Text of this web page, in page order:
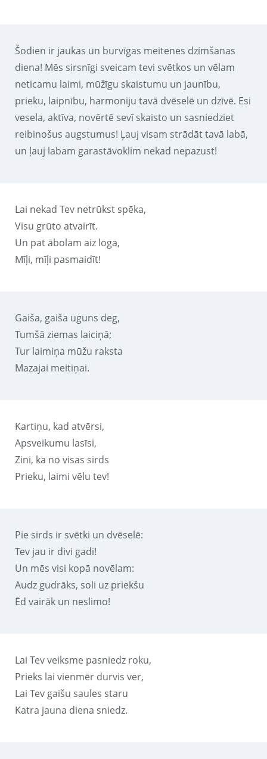
Šodien ir jaukas un burvīgas meitenes dzimšanas
diena! Mēs sirsnīgi sveicam tevi svētkos un vēlam
neticamu laimi, mūžīgu skaistumu un jaunību,
prieku, laipnību, harmoniju tavā dvēselē un dzīvē. Esi
vesela, aktīva, novērtē sevī skaisto un sasniedziet
reibinošus augstumus! Ļauj visam strādāt tavā labā,
un ļauj labam garastāvoklim nekad nepazust!
Lai nekad Tev netrūkst spēka,
Visu grūto atvairīt.
Un pat ābolam aiz loga,
Mīļi, mīļi pasmaidīt!
Gaiša, gaiša uguns deg,
Tumšā ziemas laiciņā;
Tur laimiņa mūžu raksta
Mazajai meitiņai.
Kartiņu, kad atvērsi,
Apsveikumu lasīsi,
Zini, ka no visas sirds
Prieku, laimi vēlu tev!
Pie sirds ir svētki un dvēselē:
Tev jau ir divi gadi!
Un mēs visi kopā novēlam:
Audz gudrāks, soli uz priekšu
Ēd vairāk un neslimo!
Lai Tev veiksme pasniedz roku,
Prieks lai vienmēr durvis ver,
Lai Tev gaišu saules staru
Katra jauna diena sniedz.